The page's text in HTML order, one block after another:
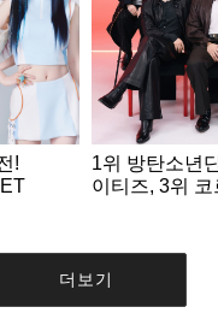
!
1위 방탄소년
이티즈, 3위 코
더보기